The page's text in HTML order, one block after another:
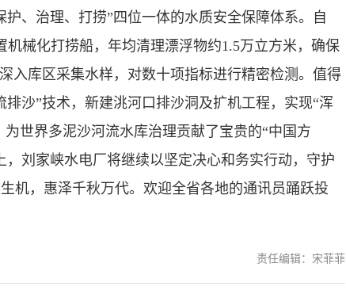
、治理、打捞”四位一体的水质安全保障体系。自
机械化打捞船，年均清理漂浮物约1.5万立方米，确保
入库区采集水样，对数十项指标进行精密检测。值得
沙”技术，新建洮河口排沙洞及扩机工程，实现“浑
世界多泥沙河流水库治理贡献了宝贵的“中国方
，刘家峡水电厂将继续以坚定决心和务实行动，守护
机，惠泽千秋万代。欢迎全省各地的通讯员踊跃投
责任编辑：宋菲菲